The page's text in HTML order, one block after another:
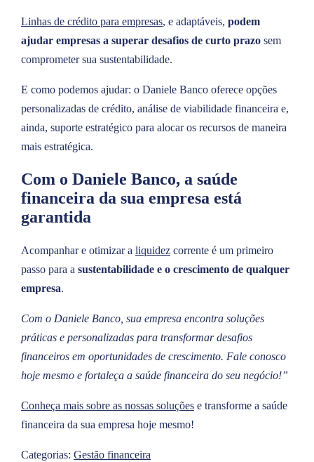
Linhas de crédito para empresas, e adaptáveis, podem
ajudar empresas a superar desafios de curto prazo sem
comprometer sua sustentabilidade.
E como podemos ajudar: o Daniele Banco oferece opções
personalizadas de crédito, análise de viabilidade financeira e,
ainda, suporte estratégico para alocar os recursos de maneira
mais estratégica.
Com o Daniele Banco, a saúde
financeira da sua empresa está
garantida
Acompanhar e otimizar a liquidez corrente é um primeiro
passo para a sustentabilidade e o crescimento de qualquer
empresa.
Com o Daniele Banco, sua empresa encontra soluções
práticas e personalizadas para transformar desafios
financeiros em oportunidades de crescimento. Fale conosco
hoje mesmo e fortaleça a saúde financeira do seu negócio!”
Conheça mais sobre as nossas soluções e transforme a saúde
financeira da sua empresa hoje mesmo!
Categorias: Gestão financeira